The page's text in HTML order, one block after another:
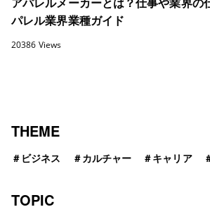
パレル業界業種ガイド
20386 Views
THEME
＃ ビジネス ＃カルチャー ＃キャリア
TOPIC